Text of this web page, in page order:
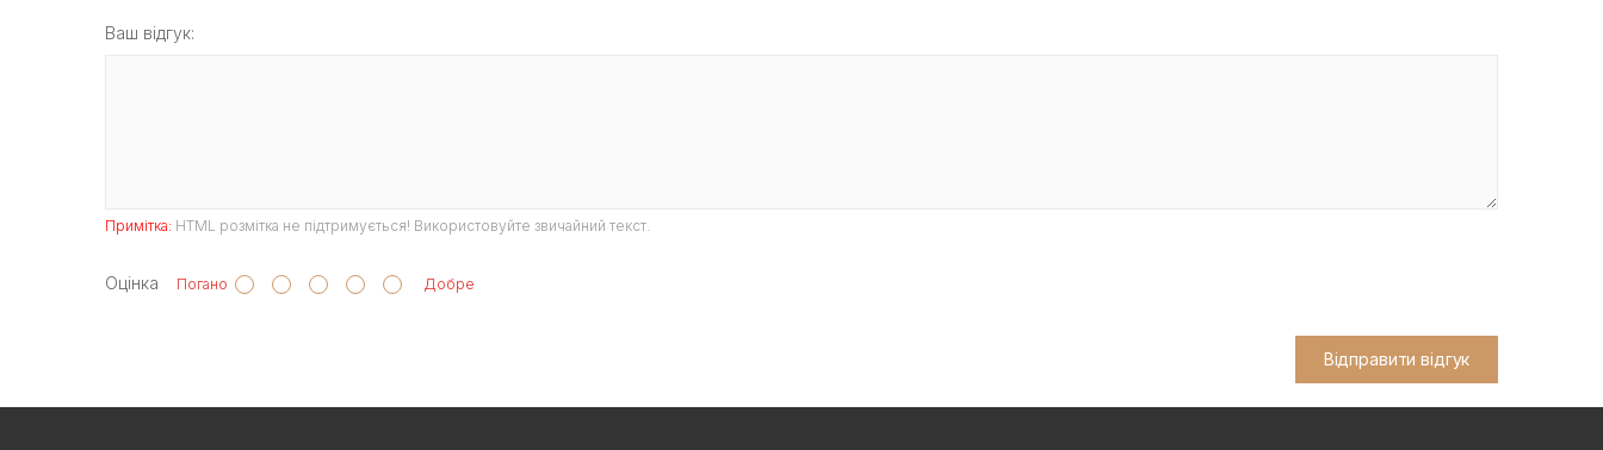
Ваш відгук:
Примітка: HTML розмітка не підтримується! Використовуйте звичайний текст.
Оцінка Погано Добре
Відправити відгук